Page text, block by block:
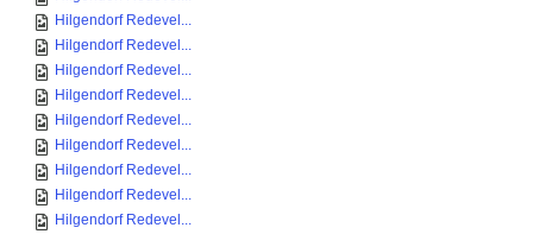
Hilgendorf Redevel...
Hilgendorf Redevel...
Hilgendorf Redevel...
Hilgendorf Redevel...
Hilgendorf Redevel...
Hilgendorf Redevel...
Hilgendorf Redevel...
Hilgendorf Redevel...
Hilgendorf Redevel...